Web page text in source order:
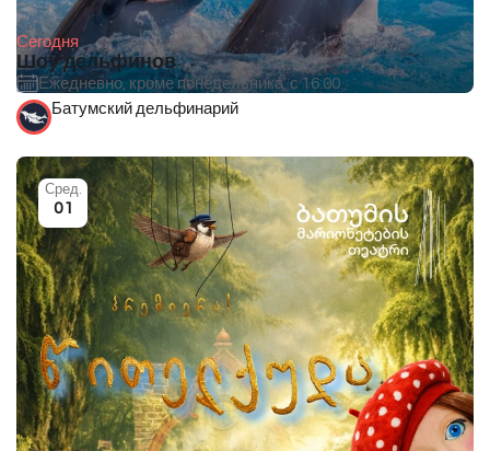
Сегодня
Шоу дельфинов
Ежедневно, кроме понедельника, с 16:00.
Батумский дельфинарий
Сред.
01